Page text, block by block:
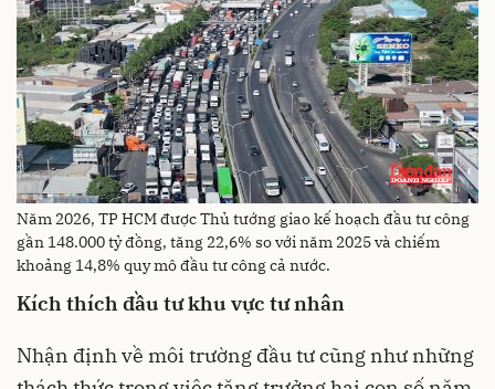
Năm 2026, TP HCM được Thủ tướng giao kế hoạch đầu tư công
gần 148.000 tỷ đồng, tăng 22,6% so với năm 2025 và chiếm
khoảng 14,8% quy mô đầu tư công cả nước.
Kích thích đầu tư khu vực tư nhân
Nhận định về môi trường đầu tư cũng như những